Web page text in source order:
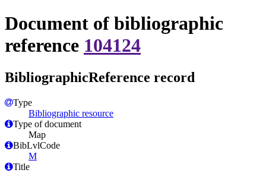
Document of bibliographic
reference 104124
BibliographicReference record
Type
Bibliographic resource
Type of document
Map
BibLvlCode
M
Title